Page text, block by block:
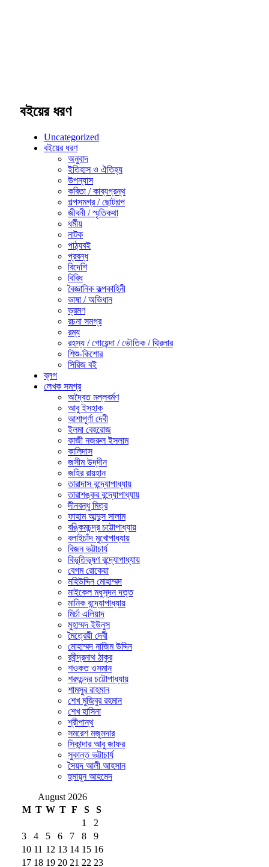
বইয়ের ধরণ
Uncategorized
বইয়ের ধরণ
অনুবাদ
ইতিহাস ও ঐতিহ্য
উপন্যাস
কবিতা / কাব্যগ্রন্থ
গল্পসমগ্র / ছোটগল্প
জীবনী / স্মৃতিকথা
ধর্মীয়
নাটক
পাঠ্যবই
প্রবন্ধ
বিদেশি
বিবিধ
বৈজ্ঞানিক কল্পকাহিনী
ভাষা / অভিধান
ভ্রমণ
রচনা সমগ্র
রম্য
রহস্য / গোয়েন্দা / ভৌতিক / থ্রিলার
শিশু-কিশোর
সিরিজ বই
ব্লগ
লেখক সমগ্র
অদ্বৈত মল্লবর্মণ
আবু ইসহাক
আশাপূর্ণা দেবী
ইলমা বেহরোজ
কাজী নজরুল ইসলাম
কালিদাস
জসীম উদ্‌দীন
জহির রায়হান
তারাদাস বন্দ্যোপাধ্যায়
তারাশঙ্কর বন্দ্যোপাধ্যায়
দীনবন্ধু মিত্র
ফাহাম আব্দুস সালাম
বঙ্কিমচন্দ্র চট্টোপাধ্যায়
বলাইচাঁদ মুখোপাধ্যায়
বিজন ভট্টাচার্য
বিভূতিভূষণ বন্দ্যোপাধ্যায়
বেগম রোকেয়া
মহিউদ্দিন মোহাম্মদ
মাইকেল মধুসূদন দত্ত
মানিক বন্দ্যোপাধ্যায়
মির্চা এলিয়াদ
মুহাম্মদ ইউনুস
মৈত্রেয়ী দেবী
মোহাম্মদ নাজিম উদ্দিন
রবীন্দ্রনাথ ঠাকুর
শওকত ওসমান
শরৎচন্দ্র চট্টোপাধ্যায়
শামসুর রাহমান
শেখ মুজিবুর রহমান
শেখ হাসিনা
শ্রীপান্থ
সমরেশ মজুমদার
সিকান্দার আবু জাফর
সুকান্ত ভট্টাচার্য
সৈয়দ আলী আহসান
হুমায়ূন আহমেদ
August 2026
M T W T F S
S
1
2
3
4 5 6 7 8
9
10 11 12 13 14 15 16
17 18 19 20 21 22 23